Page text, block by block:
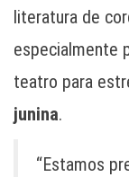
literatura de
especialmente
teatro para
junina.
“Estamos